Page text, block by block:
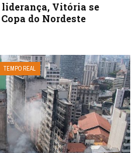
liderança, Vitória se
do Nordeste
TEMPO REAL